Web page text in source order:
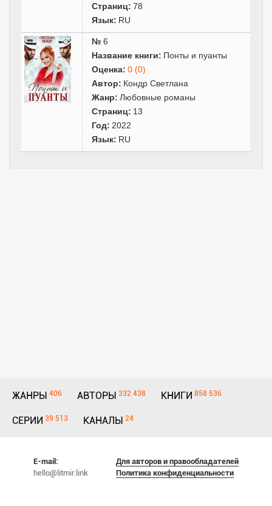
Страниц: 78
Язык: RU
№ 6
Название книги: Понты и пуанты
Оценка: 0 (0)
Автор: Кондр Светлана
Жанр: Любовные романы
Страниц: 13
Год: 2022
Язык: RU
ЖАНРЫ 406 АВТОРЫ 332 438 КНИГИ 858 536
СЕРИИ 39 513 КАНАЛЫ 24
E-mail:
hello@litmir.link
Для авторов и правообладателей
Политика конфиденциальности